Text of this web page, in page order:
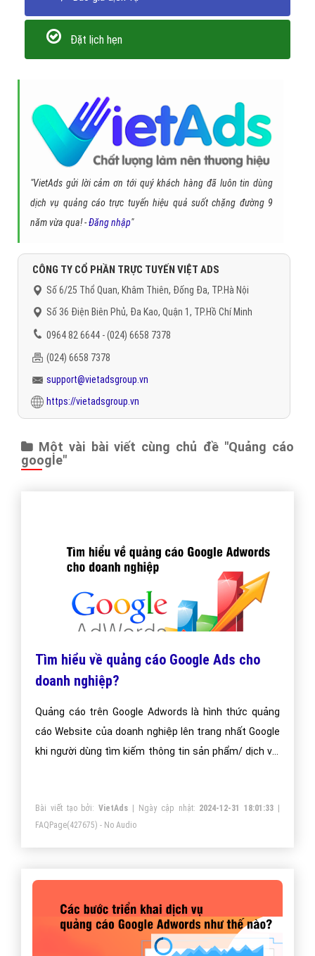
Đặt lịch hẹn
"VietAds gửi lời cảm ơn tới quý khách hàng đã luôn tin dùng
dịch vụ quảng cáo trực tuyến hiệu quả suốt chặng đường 9
năm vừa qua! -Đăng nhập"
CÔNG TY CỔ PHẦN TRỰC TUYẾN VIỆT ADS
Số 6/25 Thổ Quan, Khâm Thiên, Đống Đa, TP.Hà Nội
Số 36 Điện Biên Phủ, Đa Kao, Quận 1, TP.Hồ Chí Minh
0964 82 6644 - (024) 6658 7378
(024) 6658 7378
support@vietadsgroup.vn
https://vietadsgroup.vn
Một vài bài viết cùng chủ đề "Quảng cáo
google"
Tìm hiểu về quảng cáo Google Ads cho
doanh nghiệp?
Quảng cáo trên Google Adwords là hình thức quảng
cáo Website của doanh nghiệp lên trang nhất Google
khi người dùng tìm kiếm thông tin sản phẩm/ dịch vụ.
cáo của mình!
Bài viết tạo bởi:VietAds | Ngày cập nhật: 2024-12-31 18:01:33 |
FAQPage(427675) - No Audio